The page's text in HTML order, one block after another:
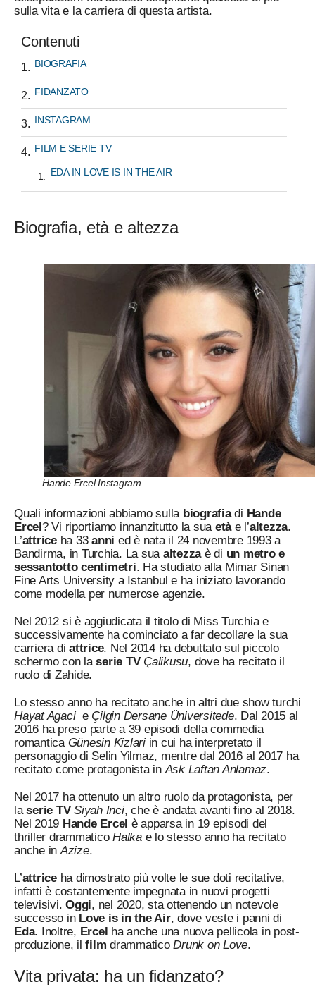
sulla vita e la carriera di questa artista.
Contenuti
BIOGRAFIA
FIDANZATO
INSTAGRAM
FILM E SERIE TV
EDA IN LOVE IS IN THE AIR
Biografia, età e altezza
Hande Ercel Instagram
Quali informazioni abbiamo sulla biografiadi Hande
Ercel? Vi riportiamo innanzitutto la sua età e l’altezza.
L’attriceha 33anni ed è nata il 24 novembre 1993 a
Bandirma, in Turchia. La sua altezzaè di un metro e
sessantotto centimetri. Ha studiato alla Mimar Sinan
Fine Arts University a Istanbul e ha iniziato lavorando
come modella per numerose agenzie.
Nel 2012 si è aggiudicata il titolo di Miss Turchia e
successivamente ha cominciato a far decollare la sua
carriera diattrice. Nel 2014 ha debuttato sul piccolo
schermo con laserie TV Çalikusu, dove ha recitato il
ruolo di Zahide.
Lo stesso anno ha recitato anche in altri due show turchi
Hayat Agaci e Çilgin Dersane Üniversitede. Dal 2015 al
2016 ha preso parte a 39 episodi della commedia
romantica Günesin Kizlariin cui ha interpretato il
personaggio di Selin Yilmaz, mentre dal 2016 al 2017 ha
recitato come protagonista in Ask Laftan Anlamaz.
Nel 2017 ha ottenuto un altro ruolo da protagonista, per
laserie TV Siyah Inci, che è andata avanti fino al 2018.
Nel 2019 Hande Ercel è apparsa in 19 episodi del
thriller drammaticoHalkae lo stesso anno ha recitato
anche in Azize.
L’attriceha dimostrato più volte le sue doti recitative,
infatti è costantemente impegnata in nuovi progetti
televisivi. Oggi, nel 2020, sta ottenendo un notevole
successo in Love is in the Air, dove veste i panni di
Eda. Inoltre, Ercel ha anche una nuova pellicola in post-
produzione, ilfilm drammaticoDrunk on Love.
Vita privata: ha un fidanzato?